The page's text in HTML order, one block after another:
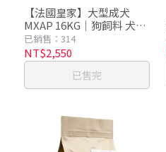
【法國皇家】大型成犬
MXAP 16KG｜狗飼料 犬糧
大型成犬
已銷售：314
NT$2,550
已售完